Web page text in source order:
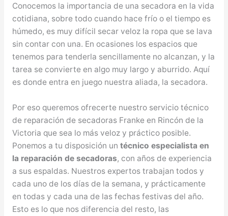
Conocemos la importancia de una secadora en la vida
cotidiana, sobre todo cuando hace frío o el tiempo es
húmedo, es muy difícil secar veloz la ropa que se lava
sin contar con una. En ocasiones los espacios que
tenemos para tenderla sencillamente no alcanzan, y la
tarea se convierte en algo muy largo y aburrido. Aquí
es donde entra en juego nuestra aliada, la secadora.
Por eso queremos ofrecerte nuestro servicio técnico
de reparación de secadoras Franke en Rincón de la
Victoria que sea lo más veloz y práctico posible.
Ponemos a tu disposición un técnico especialista en
la reparación de secadoras, con años de experiencia
a sus espaldas. Nuestros expertos trabajan todos y
cada uno de los días de la semana, y prácticamente
en todas y cada una de las fechas festivas del año.
Esto es lo que nos diferencia del resto, las